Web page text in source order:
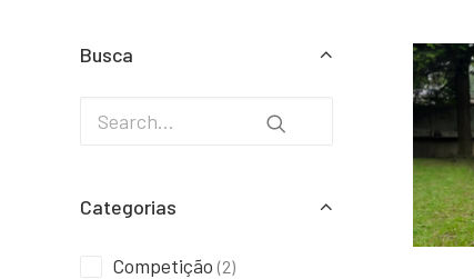
Busca
Categorias
Competição (2)